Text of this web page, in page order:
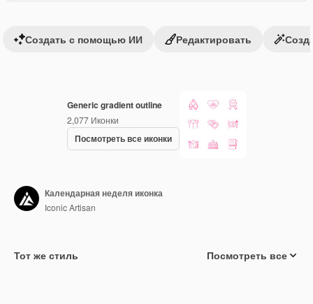
Generic gradient outline
2,077 Иконки
Посмотреть все иконки
Создать с помощью ИИ Редактировать
Календарная неделя иконка
Iconic Artisan
Тот же стиль Посмотреть все